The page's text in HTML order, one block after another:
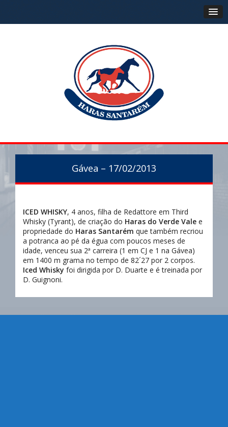
Gávea – 17/02/2013
ICED WHISKY, 4 anos, filha de Redattore em Third
Whisky (Tyrant), de criação do Haras do Verde Vale e
propriedade do Haras Santarém que também recriou
a potranca ao pé da égua com poucos meses de
idade, venceu sua 2ª carreira (1 em CJ e 1 na Gávea)
em 1400 m grama no tempo de 82´27 por 2 corpos.
Iced Whisky foi dirigida por D. Duarte e é treinada por
D. Guignoni.